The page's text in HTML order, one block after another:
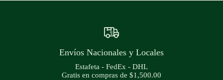
Envíos Nacionales y Locales
Estafeta - FedEx - DHL
Gratis en compras de $1,500.00